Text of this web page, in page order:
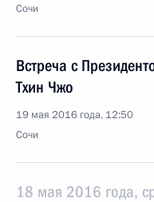
Сочи
Встреча с
Тхин Чжо
19 мая 2016 года, 12:50
Сочи
18 мая 2016 года,